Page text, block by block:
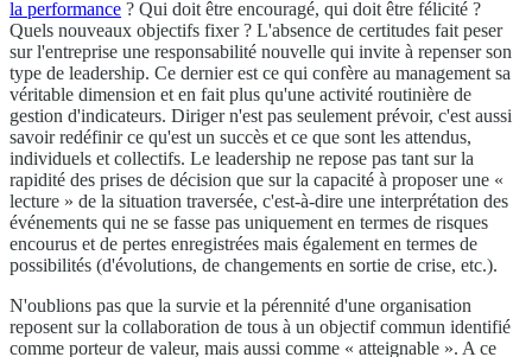
la performance ? Qui doit être encouragé, qui doit être félicité ?
Quels nouveaux objectifs fixer ? L'absence de certitudes fait peser
sur l'entreprise une responsabilité nouvelle qui invite à repenser son
type de leadership. Ce dernier est ce qui confère au management sa
véritable dimension et en fait plus qu'une activité routinière de
gestion d'indicateurs. Diriger n'est pas seulement prévoir, c'est aussi
savoir redéfinir ce qu'est un succès et ce que sont les attendus,
individuels et collectifs. Le leadership ne repose pas tant sur la
rapidité des prises de décision que sur la capacité à proposer une «
lecture » de la situation traversée, c'est-à-dire une interprétation des
événements qui ne se fasse pas uniquement en termes de risques
encourus et de pertes enregistrées mais également en termes de
possibilités (d'évolutions, de changements en sortie de crise, etc.).
N'oublions pas que la survie et la pérennité d'une organisation
reposent sur la collaboration de tous à un objectif commun identifié
comme porteur de valeur, mais aussi comme « atteignable ». A ce